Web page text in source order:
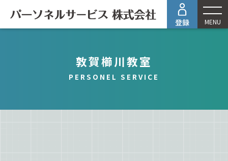
MENU
敦賀櫛川教室
PERSONEL SERVICE